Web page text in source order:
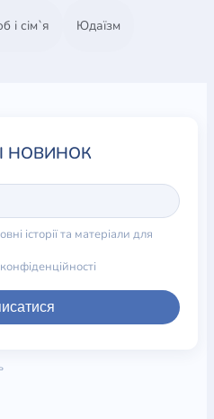
і сім`я Юдаїзм
історії та матеріали для